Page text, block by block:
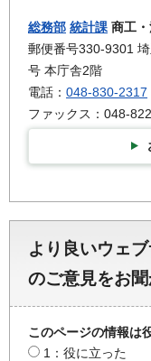
総務部 統計課 商工
郵便番号330-9301
号 本庁舎2階
電話： 048-830-2317
ファックス：048-
より良いウェ
のご意見をお
このページの情報は
1：役に立った